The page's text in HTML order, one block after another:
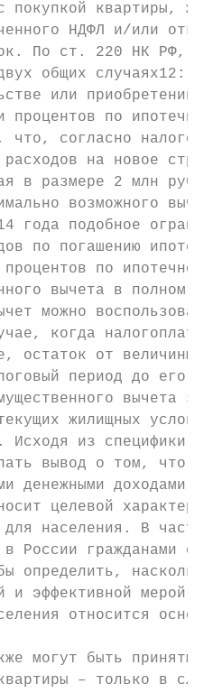
покупкой квартиры,
НДФЛ и/или отказ
По ст. 220 НК РФ,
общих случаях12:
или приобретении
процентов по
что, согласно
на новое
в размере 2 млн руб.
возможного
года подобное
по погашению
по ипотечному
вычета в полном
можно
когда
остаток от величины
период до его
вычета
жилищных условий
Исходя из специфики
вывод о том, что
денежными доходами.
целевой характер,
населения. В
в России гражданами с
определить,
и эффективной мерой,
относится
могут быть приняты
– только в